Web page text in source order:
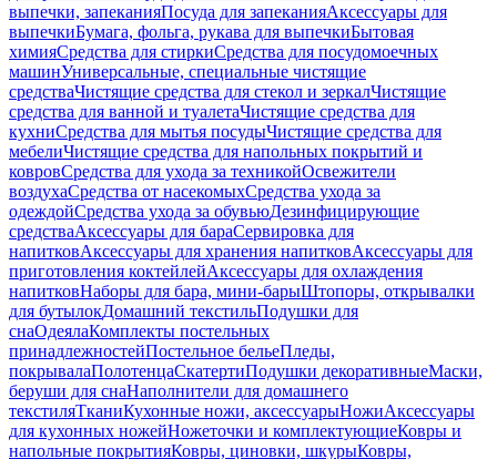
выпечки, запеканияПосуда для запеканияАксессуары для
выпечкиБумага, фольга, рукава для выпечкиБытовая
химияСредства для стиркиСредства для посудомоечных
машинУниверсальные, специальные чистящие
средстваЧистящие средства для стекол и зеркалЧистящие
средства для ванной и туалетаЧистящие средства для
кухниСредства для мытья посудыЧистящие средства для
мебелиЧистящие средства для напольных покрытий и
ковровСредства для ухода за техникойОсвежители
воздухаСредства от насекомыхСредства ухода за
одеждойСредства ухода за обувьюДезинфицирующие
средстваАксессуары для бараСервировка для
напитковАксессуары для хранения напитковАксессуары для
приготовления коктейлейАксессуары для охлаждения
напитковНаборы для бара, мини-барыШтопоры, открывалки
для бутылокДомашний текстильПодушки для
снаОдеялаКомплекты постельных
принадлежностейПостельное бельеПледы,
покрывалаПолотенцаСкатертиПодушки декоративныеМаски,
беруши для снаНаполнители для домашнего
текстиляТканиКухонные ножи, аксессуарыНожиАксессуары
для кухонных ножейНожеточки и комплектующиеКовры и
напольные покрытияКовры, циновки, шкурыКовры,